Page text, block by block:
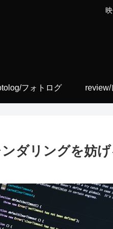
フォトログ review/
ンダリングを妨